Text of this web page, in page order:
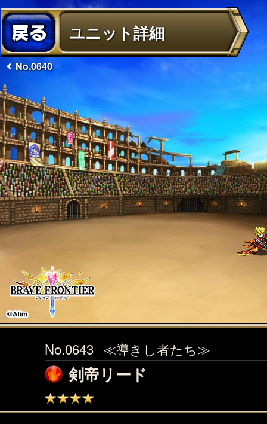
ユニット詳細
No.0640
No.0643 ≪導きし者たち≫
剣帝リード